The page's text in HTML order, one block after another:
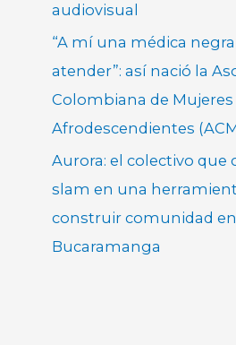
audiovisual
“A mí una médica
atender”: así nació la
Colombiana de Mujeres
Afrodescendientes
Aurora: el colectivo que
slam en una
construir comunidad en
Bucaramanga